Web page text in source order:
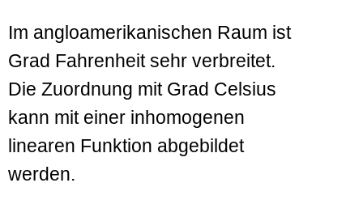
Im angloamerikanischen Raum ist
Grad Fahrenheit sehr verbreitet.
Die Zuordnung mit Grad Celsius
kann mit einer inhomogenen
linearen Funktion abgebildet
werden.